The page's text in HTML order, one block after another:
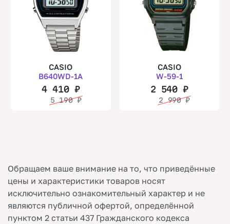
CASIO
B640WD-1A
4 410 ₽
5 190₽
CASIO
W-59-1
2 540₽
2 990₽
Обращаем ваше внимание на то, что приведённые
цены и характеристики товаров носят
исключительно ознакомительный характер и не
являются публичной офертой, определённой
пунктом 2 статьи 437 Гражданского кодекса